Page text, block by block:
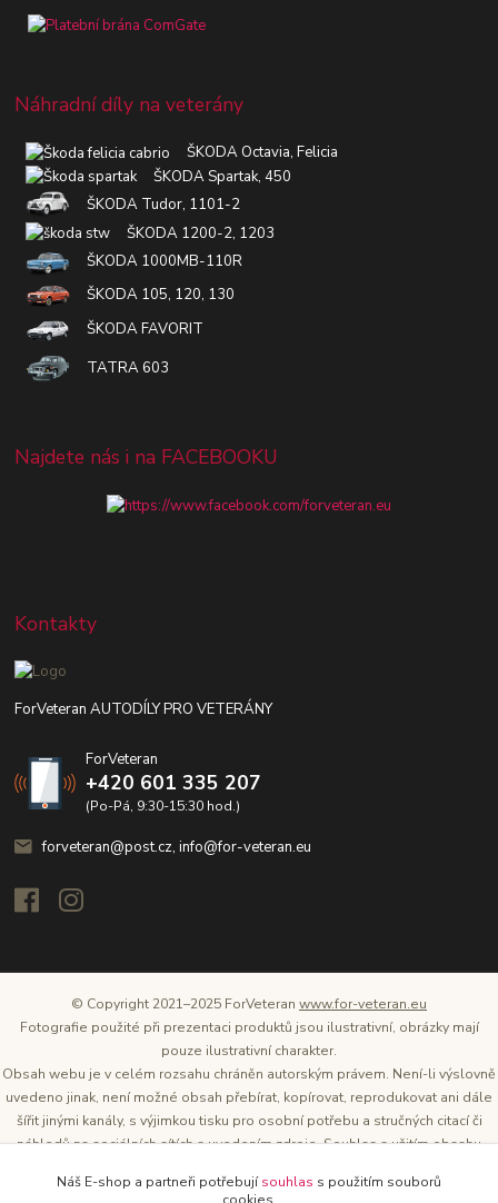
Náhradní díly na veterány
ŠKODA Octavia, Felicia
ŠKODA Spartak, 450
ŠKODA Tudor, 1101-2
ŠKODA 1200-2, 1203
ŠKODA 1000MB-110R
ŠKODA 105, 120, 130
ŠKODA FAVORIT
TATRA 603
Najdete nás i na FACEBOOKU
Kontakty
ForVeteran AUTODÍLY PRO VETERÁNY
ForVeteran
+420 601 335 207
(Po-Pá, 9:30-15:30 hod.)
forveteran@post.cz, info@for-veteran.eu
© Copyright 2021–2025 ForVeteran www.for-veteran.eu
Fotografie použité při prezentaci produktů jsou ilustrativní, obrázky mají
pouze ilustrativní charakter.
Obsah webu je v celém rozsahu chráněn autorským právem. Není-li výslovně
uvedeno jinak, není možné obsah přebírat, kopírovat, reprodukovat ani dále
šířit jinými kanály, s výjimkou tisku pro osobní potřebu a stručných citací či
náhledů na sociálních sítích s uvedením zdroje. Souhlas s užitím obsahu
těchto webových stránek je Tomáš Oršel.
Náš E-shop a partneři potřebujísouhlas s použitím souborů